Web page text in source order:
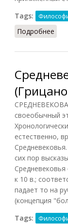
Tags:
Подробнее
своеобычный
естественно,
сих пор
к 10 в.;
падает то на
(концепция
Tags: